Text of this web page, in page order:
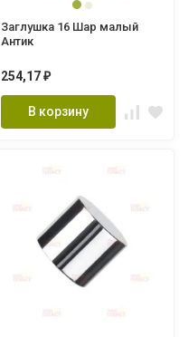
Заглушка 16 Шар малый
Антик
254,17 ₽
В корзину